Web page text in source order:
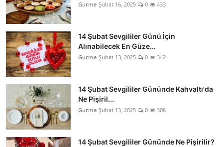
Gurme Şubat 16, 2025 0 433
14 Şubat Sevgililer Günü İçin
Alınabilecek En Güze...
Gurme Şubat 13, 2025 0 342
14 Şubat Sevgililer Gününde Kahvaltı'da
Ne Pişiril...
Gurme Şubat 13, 2025 0 308
14 Şubat Sevgililer Gününde Ne Pişirilir?